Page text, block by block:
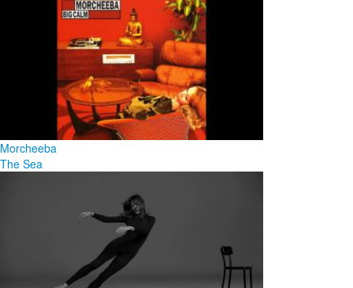
Morcheeba
The Sea